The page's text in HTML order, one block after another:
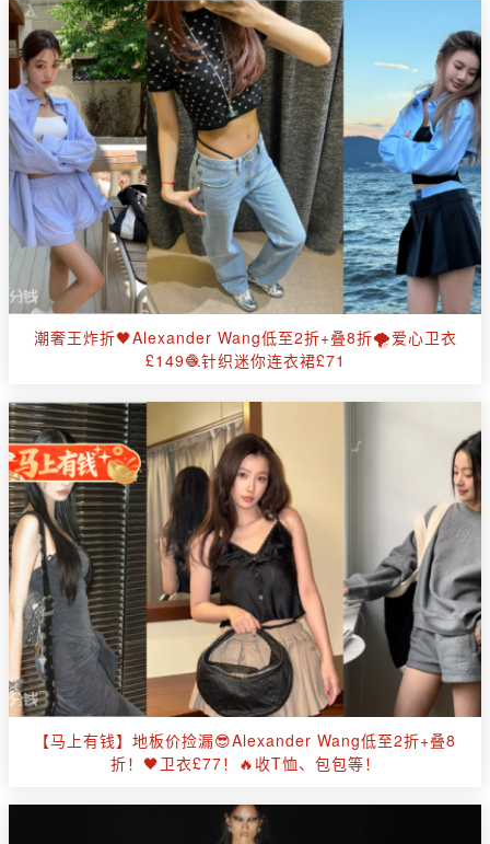
潮奢王炸折🖤Alexander Wang低至2折+叠8折🌪️爱心卫衣
£149🧶针织迷你连衣裙£71
【马上有钱】地板价捡漏😎Alexander Wang低至2折+叠8
折！🖤卫衣£77！🔥收T恤、包包等！